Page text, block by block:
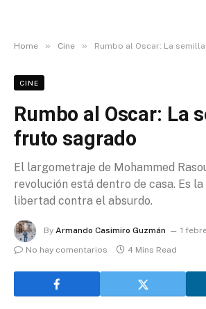
Home » Cine » Rumbo al Oscar: La
CINE
Rumbo al Oscar: La
fruto sagrado
El largometraje de Mohammed
revolución está dentro de casa. Es
libertad contra el absurdo.
By Armando Casimiro Guzmán
1
No hay comentarios
4 Mins Read